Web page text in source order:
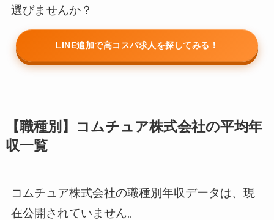
選びませんか？
LINE追加で高コスパ求人を探してみる！
【職種別】コムチュア株式会社の平均年
収一覧
コムチュア株式会社の職種別年収データは、現
在公開されていません。